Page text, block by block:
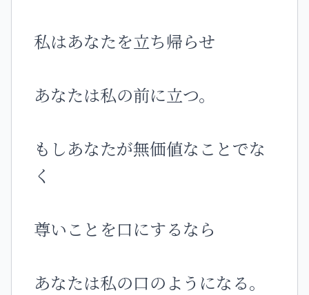
私はあなたを立ち帰らせ
あなたは私の前に立つ。
もしあなたが無価値なことでな
く
尊いことを口にするなら
あなたは私の口のようになる。